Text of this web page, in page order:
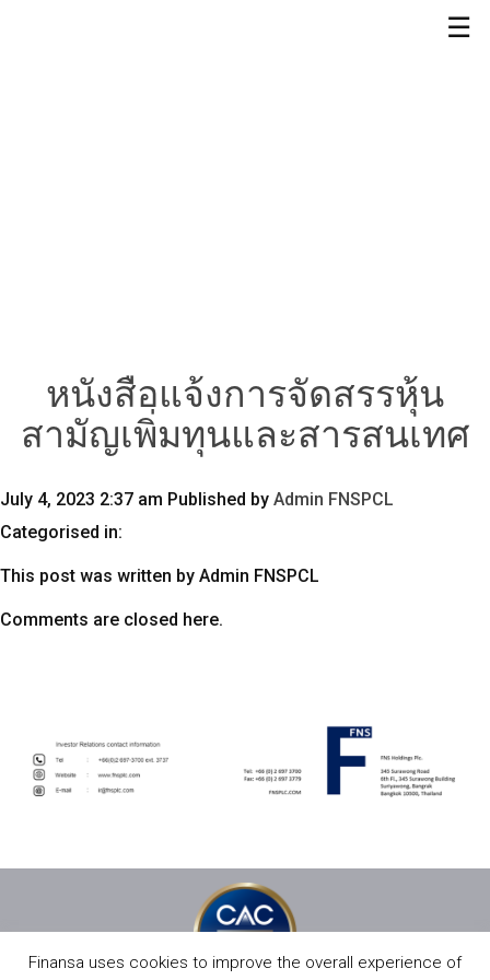
☰
หนังสือแจ้งการจัดสรรหุ้น
สามัญเพิ่มทุนและสารสนเทศ
July 4, 2023 2:37 am Published by Admin FNSPCL
Categorised in:
This post was written by Admin FNSPCL
Comments are closed here.
Finansa uses cookies to improve the overall experience of